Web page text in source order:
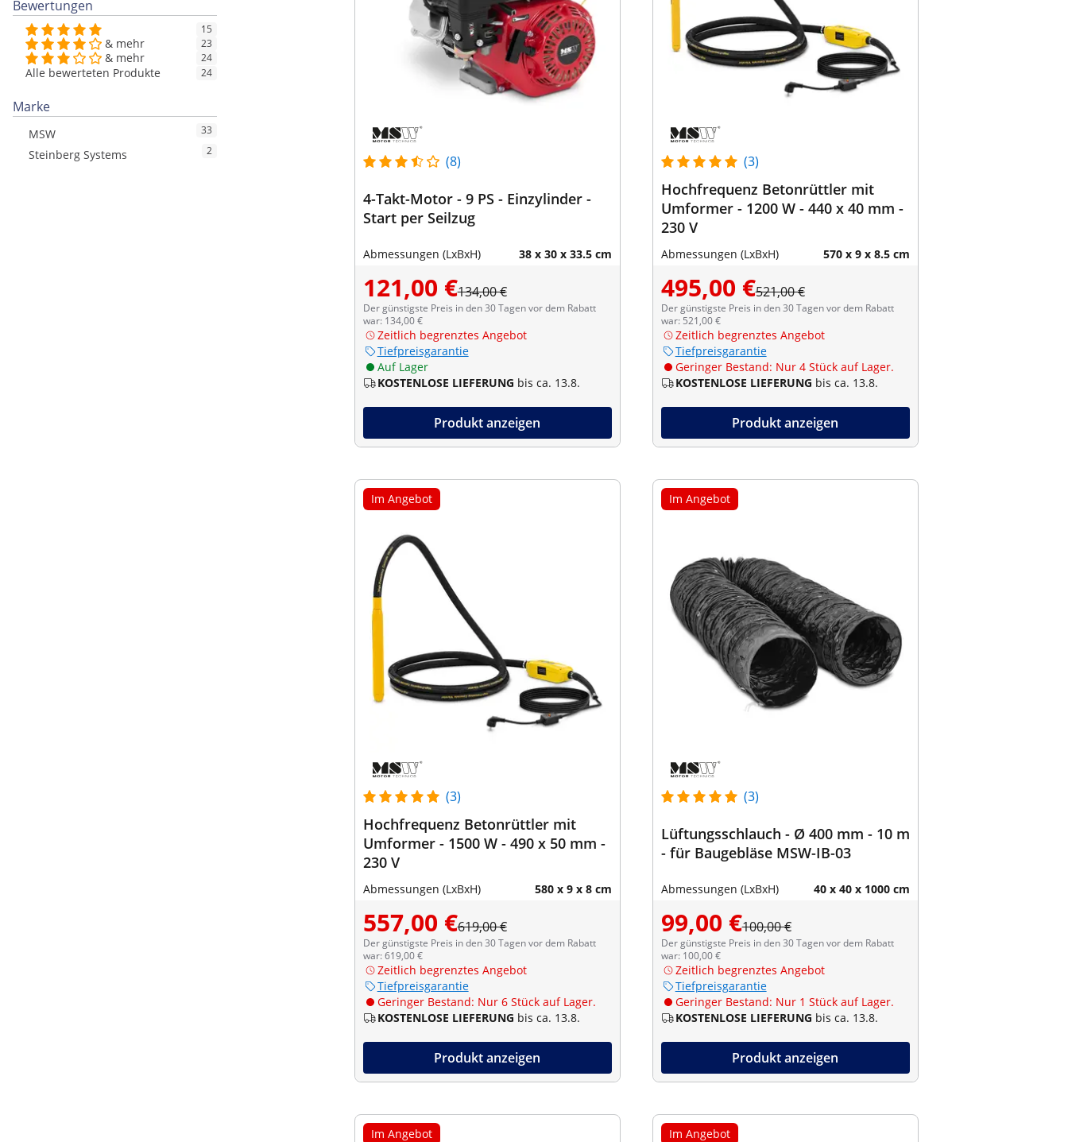
Bewertungen
15
& mehr 23
& mehr 24
Alle bewerteten Produkte 24
Marke
MSW 33
Steinberg Systems 2
(8)
4-Takt-Motor - 9 PS - Einzylinder -
Start per Seilzug
Abmessungen (LxBxH) 38 x 30 x 33.5 cm
121,00 €134,00 €
Der günstigste Preis in den 30 Tagen vor dem Rabatt
war: 134,00 €
Zeitlich begrenztes Angebot
Tiefpreisgarantie
Auf Lager
KOSTENLOSE LIEFERUNG bis ca. 13.8.
Produkt anzeigen
(3)
Hochfrequenz Betonrüttler mit
Umformer - 1200 W - 440 x 40 mm -
230 V
Abmessungen (LxBxH) 570 x 9 x 8.5 cm
495,00 €521,00 €
Der günstigste Preis in den 30 Tagen vor dem Rabatt
war: 521,00 €
Zeitlich begrenztes Angebot
Tiefpreisgarantie
Geringer Bestand: Nur 4 Stück auf Lager.
KOSTENLOSE LIEFERUNG bis ca. 13.8.
Produkt anzeigen
Im Angebot
(3)
Hochfrequenz Betonrüttler mit
Umformer - 1500 W - 490 x 50 mm -
230 V
Abmessungen (LxBxH) 580 x 9 x 8 cm
557,00 €619,00 €
Der günstigste Preis in den 30 Tagen vor dem Rabatt
war: 619,00 €
Zeitlich begrenztes Angebot
Tiefpreisgarantie
Geringer Bestand: Nur 6 Stück auf Lager.
KOSTENLOSE LIEFERUNG bis ca. 13.8.
Produkt anzeigen
Im Angebot
(3)
Lüftungsschlauch - Ø 400 mm - 10 m
- für Baugebläse MSW-IB-03
Abmessungen (LxBxH) 40 x 40 x 1000 cm
99,00 €100,00 €
Der günstigste Preis in den 30 Tagen vor dem Rabatt
war: 100,00 €
Zeitlich begrenztes Angebot
Tiefpreisgarantie
Geringer Bestand: Nur 1 Stück auf Lager.
KOSTENLOSE LIEFERUNG bis ca. 13.8.
Produkt anzeigen
Im Angebot Im Angebot